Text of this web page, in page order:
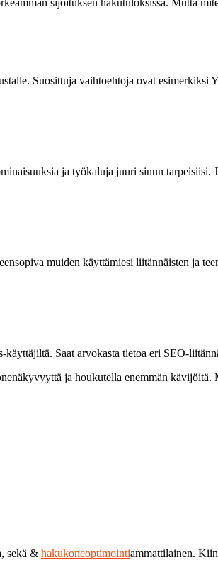
Suosittuja vaihtoehtoja ovat
ja työkaluja juuri sinun
muiden käyttämiesi liitännäisten ja
Saat arvokasta tietoa eri SEO-
ja houkutella enemmän
sekä & hakukoneoptimointiammattilainen.